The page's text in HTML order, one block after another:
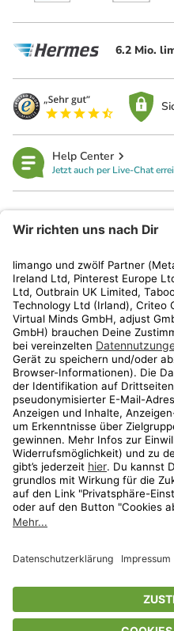
6.2 Mio.
Help Center
Jetzt auch per Live-Chat
Kundenservice
Shop
Aktionen
Travel
* Streichpreise entsprechen der
Herstellers. Prozentangaben